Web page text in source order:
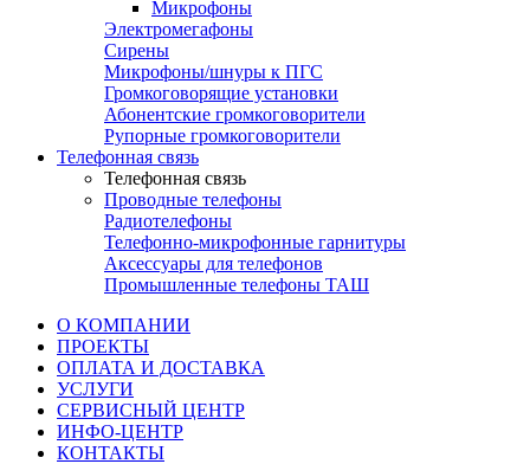
Микрофоны
Электромегафоны
Сирены
Микрофоны/шнуры к ПГС
Громкоговорящие установки
Абонентские громкоговорители
Рупорные громкоговорители
Телефонная связь
Телефонная связь
Проводные телефоны
Радиотелефоны
Телефонно-микрофонные гарнитуры
Аксессуары для телефонов
Промышленные телефоны ТАШ
О КОМПАНИИ
ПРОЕКТЫ
ОПЛАТА И ДОСТАВКА
УСЛУГИ
СЕРВИСНЫЙ ЦЕНТР
ИНФО-ЦЕНТР
КОНТАКТЫ